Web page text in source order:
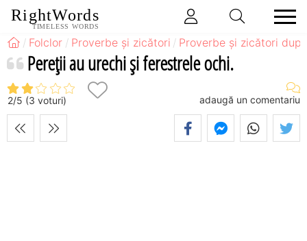
RightWords
TIMELESS WORDS
Folclor Proverbe și zicători Proverbe și zicători
Pereţii au urechi şi ferestrele ochi.
2/5 (3 voturi) adaugă un comentariu